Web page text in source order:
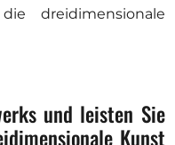
dreidimensionale
und leisten Sie
Kunst